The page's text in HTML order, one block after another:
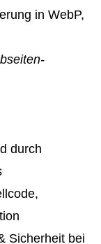
in WebP,
durch
Sicherheit bei